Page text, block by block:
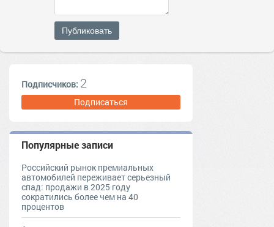
Публиковать
Подписчиков: 2
Подписаться
Популярные записи
Российский рынок премиальных
автомобилей переживает серьезный
спад: продажи в 2025 году
сократились более чем на 40
процентов